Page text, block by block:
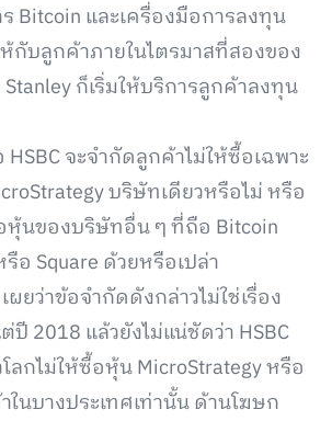
Bitcoin และเครื่องมือการลงทุน
กับลูกค้าภายในไตรมาสที่สองของ
ก็เริ่มให้บริการลูกค้าลงทุน
HSBC จะจำกัดลูกค้าไม่ให้ซื้อเฉพาะ
บริษัทเดียวหรือไม่ หรือ
หุ้นของบริษัทอื่น ๆ ที่ถือ Bitcoin
อ Square ด้วยหรือเปล่า
ผยว่าข้อจำกัดดังกล่าวไม่ใช่เรื่อง
2018 แล้วยังไม่แน่ชัดว่า HSBC
ลกไม่ให้ซื้อหุ้น MicroStrategy หรือ
นบางประเทศเท่านั้น ด้านโฆษก